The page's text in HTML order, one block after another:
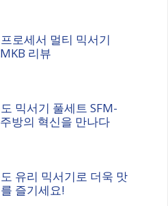
로세서 멀티 믹서기
리뷰
믹서기 풀세트 SFM-
방의 혁신을 만나다
유리 믹서기로 더욱 맛
즐기세요!